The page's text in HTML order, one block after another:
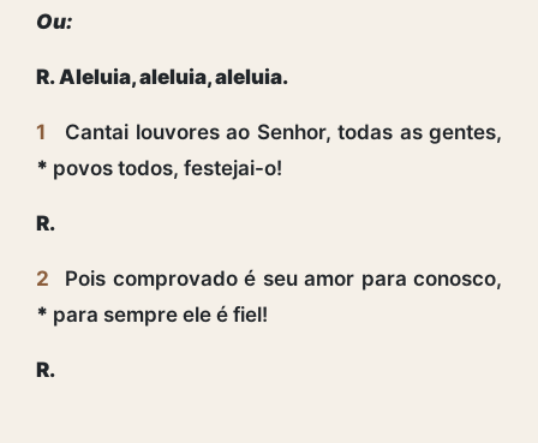
Ou:
R. Aleluia, aleluia, aleluia.
1
Cantai louvores ao Senhor, todas as gentes,
* povos todos, festejai-o!
R.
2
Pois comprovado é seu amor para conosco,
* para sempre ele é fiel!
R.